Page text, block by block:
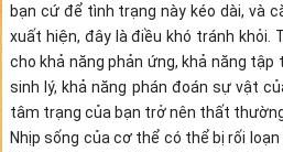
bạn cứ để tình trạng này kéo dài, và
xuất hiện, đây là điều khó tránh khỏi.
cho khả năng phản ứng, khả năng
sinh lý, khả năng phán đoán sự vật
tâm trạng của bạn trở nên thất
Nhịp sống của cơ thể có thể bị rối